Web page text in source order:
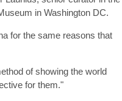
in Washington DC.
for the same reasons that
of showing the world
for them."